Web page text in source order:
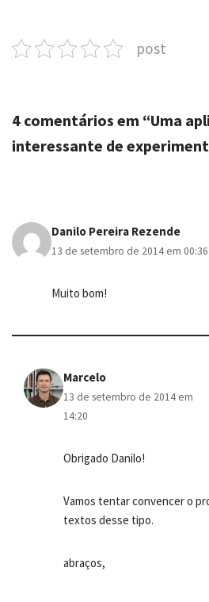
post
4 comentários em “Uma
interessante de
Danilo Pereira Rezende
13 de setembro de 2014 em 00:36
Muito bom!
Marcelo
13 de setembro de 2014 em
14:20
Obrigado Danilo!
Vamos tentar convencer o
textos desse tipo.
abraços,